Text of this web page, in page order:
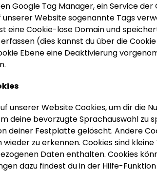
Google Tag Manager, ein Service
unserer Website sogenannte Tags
eine Cookie-lose Domain und
(dies kannst du über die
Ebene eine Deaktivierung
unserer Website Cookies, um dir die
deine bevorzugte Sprachauswahl zu
deiner Festplatte gelöscht. Andere
wieder zu erkennen. Cookies sind
Daten enthalten. Cookies
dazu findest du in der Hilfe-